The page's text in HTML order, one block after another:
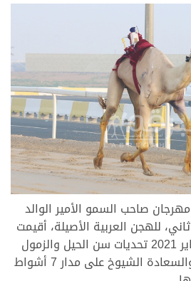
صاحب السمو الأمير الوالد
للهجن العربية الأصيلة، أقيمت
صباح اليوم الثلاثاء 26 يناير 2021 تحديات سن الحيل والزمول
من هجن أصحاب السمو والسعادة الشيوخ على مدار 7 أشواط